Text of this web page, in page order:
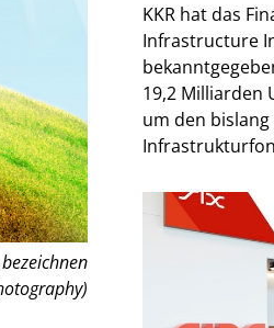
KKR hat das
Infrastructure
19,2 Milliarden
um den